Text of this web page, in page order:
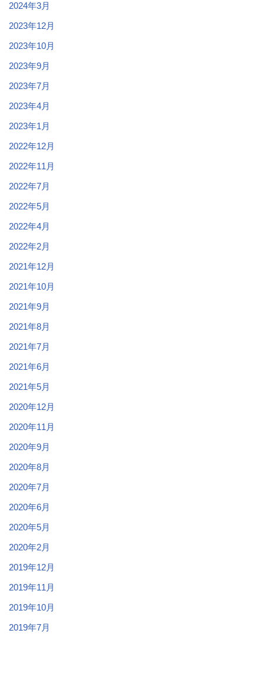
2024年3月
2023年12月
2023年10月
2023年9月
2023年7月
2023年4月
2023年1月
2022年12月
2022年11月
2022年7月
2022年5月
2022年4月
2022年2月
2021年12月
2021年10月
2021年9月
2021年8月
2021年7月
2021年6月
2021年5月
2020年12月
2020年11月
2020年9月
2020年8月
2020年7月
2020年6月
2020年5月
2020年2月
2019年12月
2019年11月
2019年10月
2019年7月